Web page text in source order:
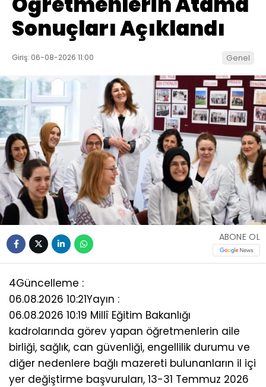
Sonuçları Açıklandı
Giriş: 06-08-2026 11:00 Genel
ABONE OL
4Güncelleme :
06.08.2026 10:21Yayın :
06.08.2026 10:19 Millî Eğitim Bakanlığı
kadrolarında görev yapan öğretmenlerin aile
birliği, sağlık, can güvenliği, engellilik durumu ve
diğer nedenlere bağlı mazereti bulunanların il içi
yer değiştirme başvuruları, 13-31 Temmuz 2026